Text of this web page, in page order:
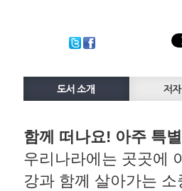
함께 떠나요! 아주 특
우리나라에는 곳곳에
강과 함께 살아가는